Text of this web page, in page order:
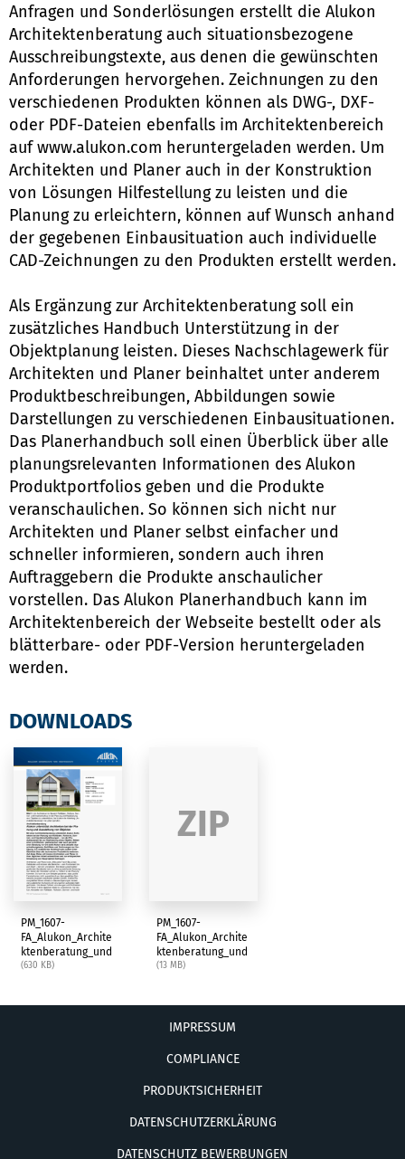
Anfragen und Sonderlösungen erstellt die Alukon
Architektenberatung auch situationsbezogene
Ausschreibungstexte, aus denen die gewünschten
Anforderungen hervorgehen. Zeichnungen zu den
verschiedenen Produkten können als DWG-, DXF-
oder PDF-Dateien ebenfalls im Architektenbereich
auf www.alukon.com heruntergeladen werden. Um
Architekten und Planer auch in der Konstruktion
von Lösungen Hilfestellung zu leisten und die
Planung zu erleichtern, können auf Wunsch anhand
der gegebenen Einbausituation auch individuelle
CAD-Zeichnungen zu den Produkten erstellt werden.
Als Ergänzung zur Architektenberatung soll ein
zusätzliches Handbuch Unterstützung in der
Objektplanung leisten. Dieses Nachschlagewerk für
Architekten und Planer beinhaltet unter anderem
Produktbeschreibungen, Abbildungen sowie
Darstellungen zu verschiedenen Einbausituationen.
Das Planerhandbuch soll einen Überblick über alle
planungsrelevanten Informationen des Alukon
Produktportfolios geben und die Produkte
veranschaulichen. So können sich nicht nur
Architekten und Planer selbst einfacher und
schneller informieren, sondern auch ihren
Auftraggebern die Produkte anschaulicher
vorstellen. Das Alukon Planerhandbuch kann im
Architektenbereich der Webseite bestellt oder als
blätterbare- oder PDF-Version heruntergeladen
werden.
DOWNLOADS
PM_1607-
FA_Alukon_Archite
ktenberatung_und
_Handbuch.pdf
(630 KB)
ZIP
PM_1607-
FA_Alukon_Archite
ktenberatung_und
_Handbuch.zip
(13 MB)
IMPRESSUM
COMPLIANCE
PRODUKTSICHERHEIT
DATENSCHUTZERKLÄRUNG
DATENSCHUTZ BEWERBUNGEN